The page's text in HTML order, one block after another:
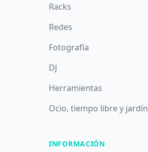
Racks
Redes
Fotografía
DJ
Herramientas
Ocio, tiempo libre y jardín
INFORMACIÓN